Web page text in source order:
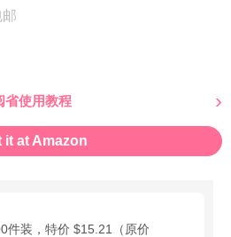
省使用教程
it at Amazon
件装，特价 $15.21（原价